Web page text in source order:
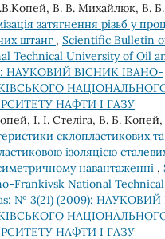
В. В. Михайлюк, В.
затягнення різьб у
штанг , Scientific Bulletin
Technical University of Oil
НАУКОВИЙ ВІСНИК ІВАНО-
НАФТИ І ГАЗУ
І. І. Стеліга, В. Б. Копей,
склопластикових
ізоляцією
навантаженні ,
Frankivsk National
№ 3(21) (2009):
НАФТИ І ГАЗУ